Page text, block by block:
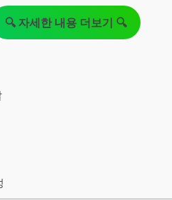
🔍 자세한 내용 더보기 🔍